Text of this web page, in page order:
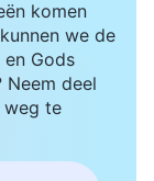
winter die
alle
het
zullen hun
komen
we de
Gods
Neem deel
weg te